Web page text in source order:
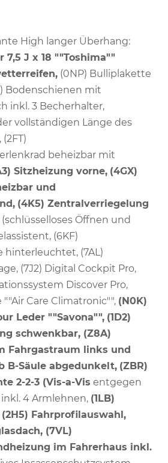
High langer Überhang:
J x 18 ""Toshima""
(0NP) Bulliplakette
Bodenschienen mit
inkl. 3 Becherhalter,
vollständigen Länge des
beheizbar mit
Sitzheizung vorne, (4GX)
und
(4K5) Zentralverriegelung
(schlüsselloses Öffnen und
(6KF)
hinterleuchtet, (7AL)
(7J2) Digital Cockpit Pro,
Discover Pro,
""Air Care Climatronic"", (N0K)
Leder ""Savona"", (1D2)
schwenkbar, (Z8A)
Fahrgastraum links und
B-Säule abgedunkelt, (ZBR)
2-2-3 (Vis-a-Vis entgegen
4 Armlehnen, (1LB)
Fahrprofilauswahl,
(7VL)
im Fahrerhaus inkl.